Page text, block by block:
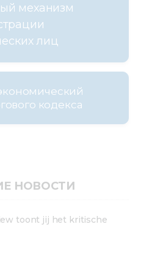
механизм
лиц
кодекса
НОВОСТИ
toont jij het kritische